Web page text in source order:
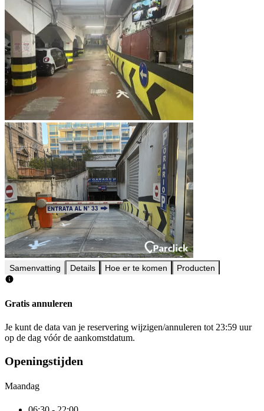
Samenvatting Details Hoe er te komen Producten
Gratis annuleren
Je kunt de data van je reservering wijzigen/annuleren tot 23:59 uur
op de dag vóór de aankomstdatum.
Openingstijden
Maandag